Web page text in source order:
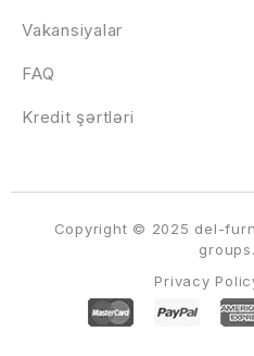
Vakansiyalar
FAQ
Kredit şərtləri
Privacy
Copyright © 2025 del-